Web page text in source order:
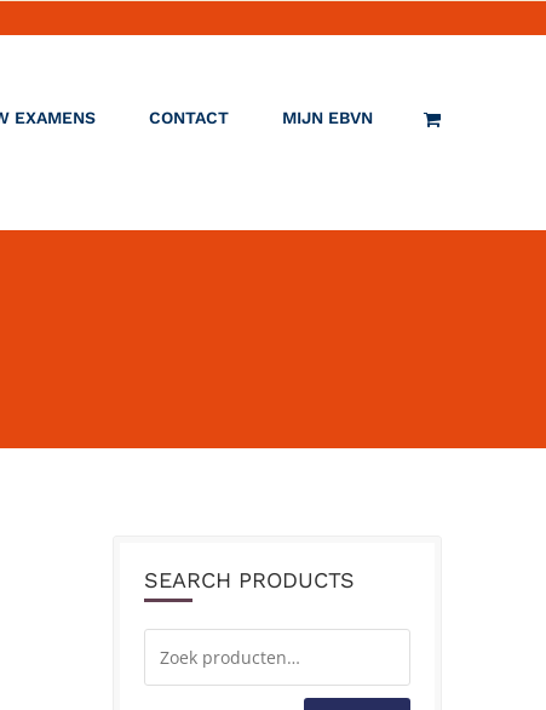
EXAMENS CONTACT MIJN EBVN
SEARCH PRODUCTS